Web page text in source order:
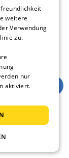
weitere
Verwendung
zu.
nur
aktiviert.